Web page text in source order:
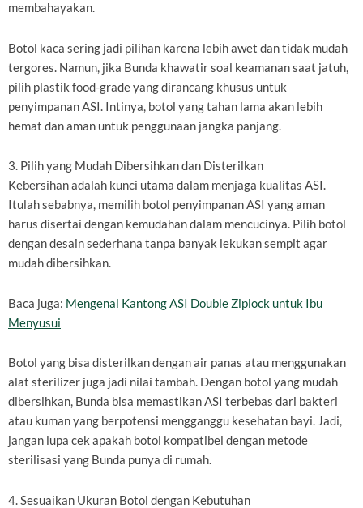
membahayakan.
Botol kaca sering jadi pilihan karena lebih awet dan tidak mudah
tergores. Namun, jika Bunda khawatir soal keamanan saat jatuh,
pilih plastik food-grade yang dirancang khusus untuk
penyimpanan ASI. Intinya, botol yang tahan lama akan lebih
hemat dan aman untuk penggunaan jangka panjang.
3. Pilih yang Mudah Dibersihkan dan Disterilkan
Kebersihan adalah kunci utama dalam menjaga kualitas ASI.
Itulah sebabnya, memilih botol penyimpanan ASI yang aman
harus disertai dengan kemudahan dalam mencucinya. Pilih botol
dengan desain sederhana tanpa banyak lekukan sempit agar
mudah dibersihkan.
Baca juga: Mengenal Kantong ASI Double Ziplock untuk Ibu
Menyusui
Botol yang bisa disterilkan dengan air panas atau menggunakan
alat sterilizer juga jadi nilai tambah. Dengan botol yang mudah
dibersihkan, Bunda bisa memastikan ASI terbebas dari bakteri
atau kuman yang berpotensi mengganggu kesehatan bayi. Jadi,
jangan lupa cek apakah botol kompatibel dengan metode
sterilisasi yang Bunda punya di rumah.
4. Sesuaikan Ukuran Botol dengan Kebutuhan